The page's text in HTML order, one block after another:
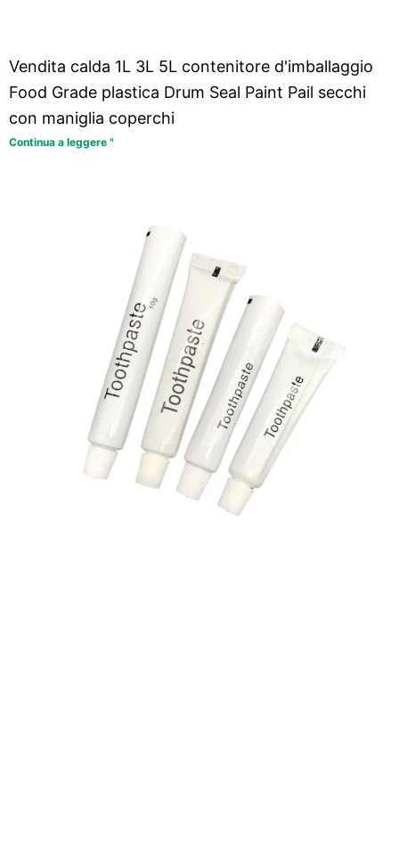
Vendita calda 1L 3L 5L contenitore d'imballaggio
Food Grade plastica Drum Seal Paint Pail secchi
con maniglia coperchi
Continua a leggere "